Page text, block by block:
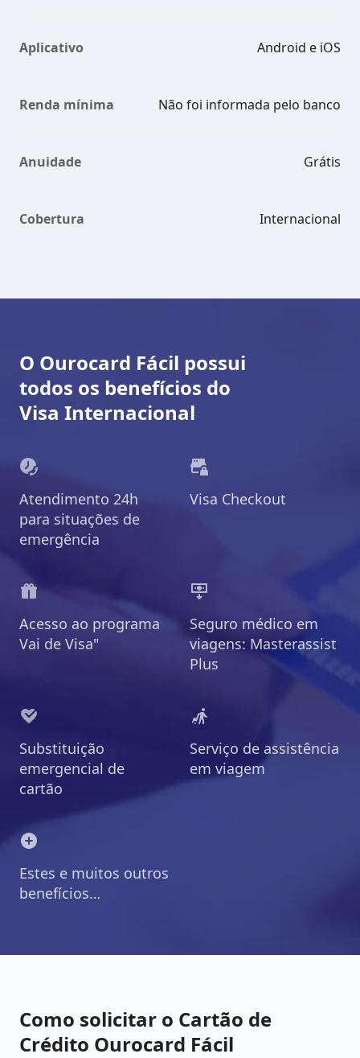
Aplicativo Android e iOS
Renda mínima Não foi informada pelo banco
Anuidade Grátis
Cobertura Internacional
O Ourocard Fácil possui
todos os benefícios do
Visa Internacional
Atendimento 24h
para situações de
emergência
Visa Checkout
Acesso ao programa
Vai de Visa"
Seguro médico em
viagens: Masterassist
Plus
Substituição
emergencial de
cartão
Serviço de assistência
em viagem
Estes e muitos outros
benefícios…
Como solicitar o Cartão de
Crédito Ourocard Fácil